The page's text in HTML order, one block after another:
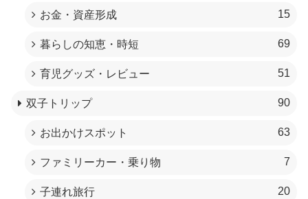
お金・資産形成 15
暮らしの知恵・時短 69
育児グッズ・レビュー 51
双子トリップ 90
お出かけスポット 63
ファミリーカー・乗り物 7
子連れ旅行 20